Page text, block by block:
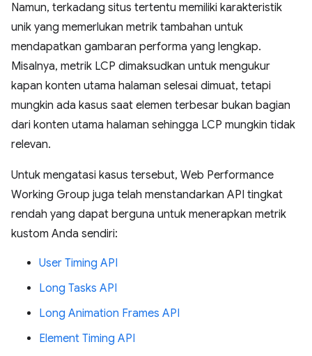
Namun, terkadang situs tertentu memiliki karakteristik
unik yang memerlukan metrik tambahan untuk
mendapatkan gambaran performa yang lengkap.
Misalnya, metrik LCP dimaksudkan untuk mengukur
kapan konten utama halaman selesai dimuat, tetapi
mungkin ada kasus saat elemen terbesar bukan bagian
dari konten utama halaman sehingga LCP mungkin tidak
relevan.
Untuk mengatasi kasus tersebut, Web Performance
Working Group juga telah menstandarkan API tingkat
rendah yang dapat berguna untuk menerapkan metrik
kustom Anda sendiri:
User Timing API
Long Tasks API
Long Animation Frames API
Element Timing API